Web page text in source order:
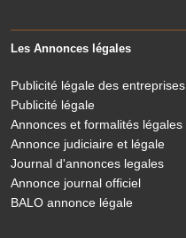
Les Annonces légales
Publicité légale des entreprises
Publicité légale
Annonces et formalités légales
Annonce judiciaire et légale
Journal d'annonces legales
Annonce journal officiel
BALO annonce légale